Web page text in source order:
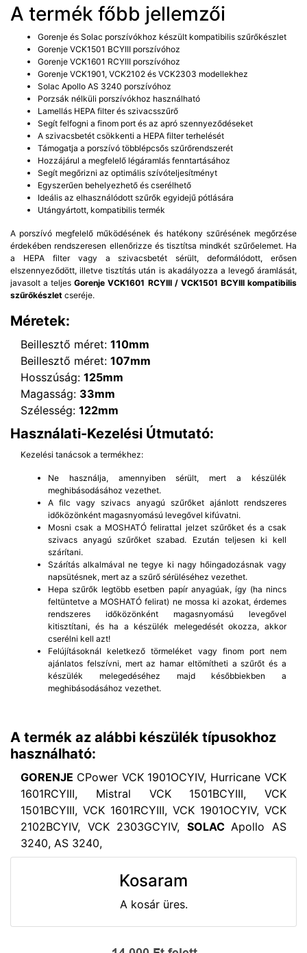
A termék főbb jellemzői
Gorenje és Solac porszívókhoz készült kompatibilis szűrőkészlet
Gorenje VCK1501 BCYIII porszívóhoz
Gorenje VCK1601 RCYIII porszívóhoz
Gorenje VCK1901, VCK2102 és VCK2303 modellekhez
Solac Apollo AS 3240 porszívóhoz
Porzsák nélküli porszívókhoz használható
Lamellás HEPA filter és szivacsszűrő
Segít felfogni a finom port és az apró szennyeződéseket
A szivacsbetét csökkenti a HEPA filter terhelését
Támogatja a porszívó többlépcsős szűrőrendszerét
Hozzájárul a megfelelő légáramlás fenntartásához
Segít megőrizni az optimális szívóteljesítményt
Egyszerűen behelyezhető és cserélhető
Ideális az elhasználódott szűrők egyidejű pótlására
Utángyártott, kompatibilis termék
A porszívó megfelelő működésének és hatékony szűrésének megőrzése
érdekében rendszeresen ellenőrizze és tisztítsa mindkét szűrőelemet. Ha
a HEPA filter vagy a szivacsbetét sérült, deformálódott, erősen
elszennyeződött, illetve tisztítás után is akadályozza a levegő áramlását,
javasolt a teljesGorenje VCK1601 RCYIII / VCK1501 BCYIII kompatibilis
szűrőkészlet cseréje.
Méretek:
Beillesztő méret: 110mm
Beillesztő méret: 107mm
Hosszúság: 125mm
Magasság: 33mm
Szélesség: 122mm
Használati-Kezelési Útmutató:
Kezelési tanácsok a termékhez:
Ne használja, amennyiben sérült, mert a készülék
meghibásodásához vezethet.
A filc vagy szivacs anyagú szűrőket ajánlott rendszeres
időközönként magasnyomású levegővel kifúvatni.
Mosni csak a MOSHATÓ felirattal jelzet szűrőket és a csak
szivacs anyagú szűrőket szabad. Ezután teljesen ki kell
szárítani.
Szárítás alkalmával ne tegye ki nagy hőingadozásnak vagy
napsütésnek, mert az a szűrő sérüléséhez vezethet.
Hepa szűrők legtöbb esetben papír anyagúak, így (ha nincs
feltüntetve a MOSHATÓ felirat) ne mossa ki azokat, érdemes
rendszeres időközönként magasnyomású levegővel
kitisztítani, és ha a készülék melegedését okozza, akkor
cserélni kell azt!
Felújításoknál keletkező törmeléket vagy finom port nem
ajánlatos felszívni, mert az hamar eltömítheti a szűrőt és a
készülék melegedéséhez majd későbbiekben a
meghibásodásához vezethet.
A termék az alábbi készülék típusokhoz
használható:
GORENJE CPower VCK 1901OCYIV, Hurricane VCK
1601RCYIII, Mistral VCK 1501BCYIII, VCK
1501BCYIII, VCK 1601RCYIII, VCK 1901OCYIV, VCK
2102BCYIV, VCK 2303GCYIV, SOLAC Apollo AS
3240, AS 3240,
Kosaram
A kosár üres.